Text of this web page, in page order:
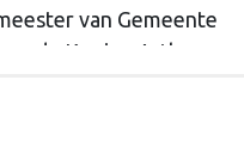
van Gemeente
de Koning Arthur
succesvol in hun